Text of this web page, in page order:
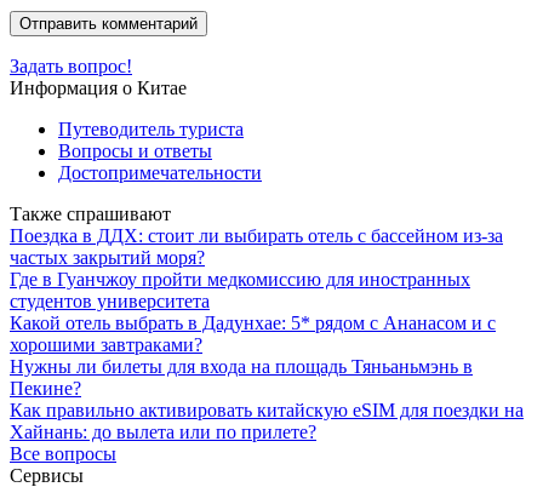
Задать вопрос!
Информация о Китае
Путеводитель туриста
Вопросы и ответы
Достопримечательности
Также спрашивают
Поездка в ДДХ: стоит ли выбирать отель с бассейном из-за
частых закрытий моря?
Где в Гуанчжоу пройти медкомиссию для иностранных
студентов университета
Какой отель выбрать в Дадунхае: 5* рядом с Ананасом и с
хорошими завтраками?
Нужны ли билеты для входа на площадь Тяньаньмэнь в
Пекине?
Как правильно активировать китайскую eSIM для поездки на
Хайнань: до вылета или по прилете?
Все вопросы
Сервисы